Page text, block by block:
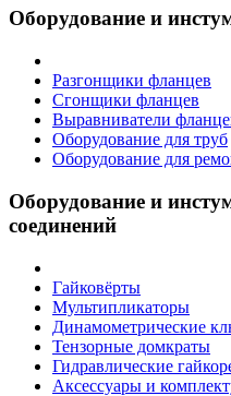
Оборудование и
Разгонщики фланцев
Сгонщики фланцев
Выравниватели
Оборудование для труб
Оборудование для
Оборудование и
соединений
Гайковёрты
Мультипликаторы
Динамометрические
Тензорные домкраты
Гидравлические
Аксессуары и